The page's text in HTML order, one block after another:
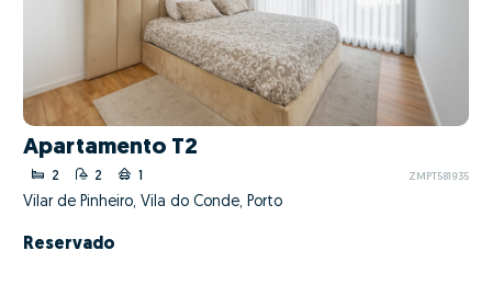
Apartamento T2
2 2 1 ZMPT581935
Vilar de Pinheiro, Vila do Conde, Porto
Reservado